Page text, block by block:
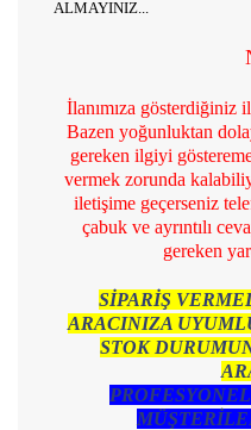
ALMAYINIZ...
İlanımıza gösterdiğiniz
Bazen yoğunluktan
gereken ilgiyi
vermek zorunda
iletişime geçerseniz
çabuk ve ayrıntılı
gereken
SİPARİŞ
ARACINIZA
STOK